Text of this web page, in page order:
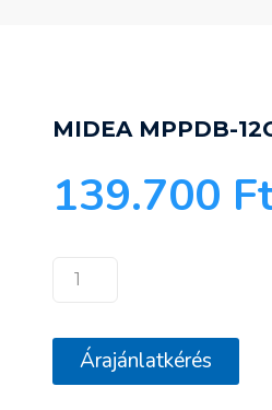
MIDEA MPPDB-
139.700
MIDEA
12CRN7-
QB6G1
Árajánlatkérés